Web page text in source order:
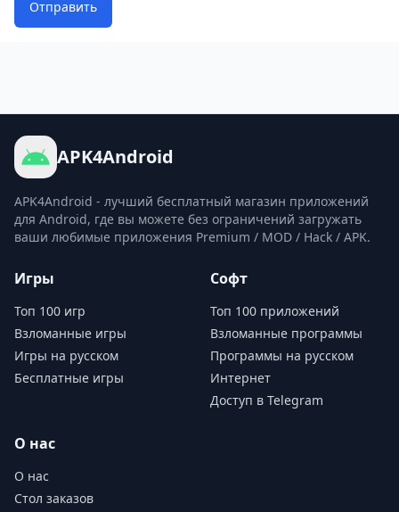
Отправить
APK4Android
APK4Android - лучший бесплатный магазин приложений
для Android, где вы можете без ограничений загружать
ваши любимые приложения Premium / MOD / Hack / APK.
Игры
Топ 100 игр
Взломанные игры
Игры на русском
Бесплатные игры
Софт
Топ 100 приложений
Взломанные программы
Программы на русском
Интернет
Доступ в Telegram
О нас
О нас
Стол заказов